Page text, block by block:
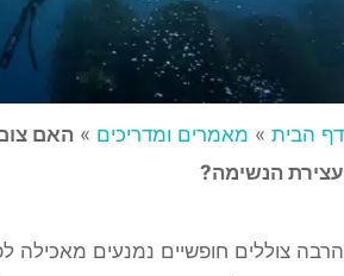
דף הבית » מאמרים ומדריכים » האם
עצירת הנשימה?
הרבה צוללים חופשיים נמנעים מאכילה